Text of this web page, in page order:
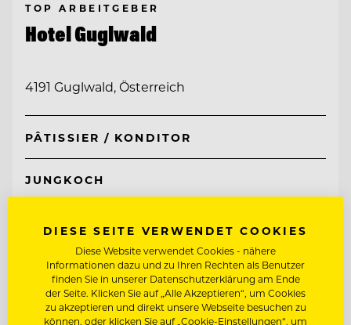
TOP ARBEITGEBER
Hotel Guglwald
4191 Guglwald, Österreich
PÂTISSIER / KONDITOR
JUNGKOCH
Entdecke alle Jobs
DIESE SEITE VERWENDET COOKIES
Diese Website verwendet Cookies - nähere
Informationen dazu und zu Ihren Rechten als Benutzer
finden Sie in unserer Datenschutzerklärung am Ende
der Seite. Klicken Sie auf „Alle Akzeptieren“, um Cookies
zu akzeptieren und direkt unsere Webseite besuchen zu
können, oder klicken Sie auf „Cookie-Einstellungen“, um